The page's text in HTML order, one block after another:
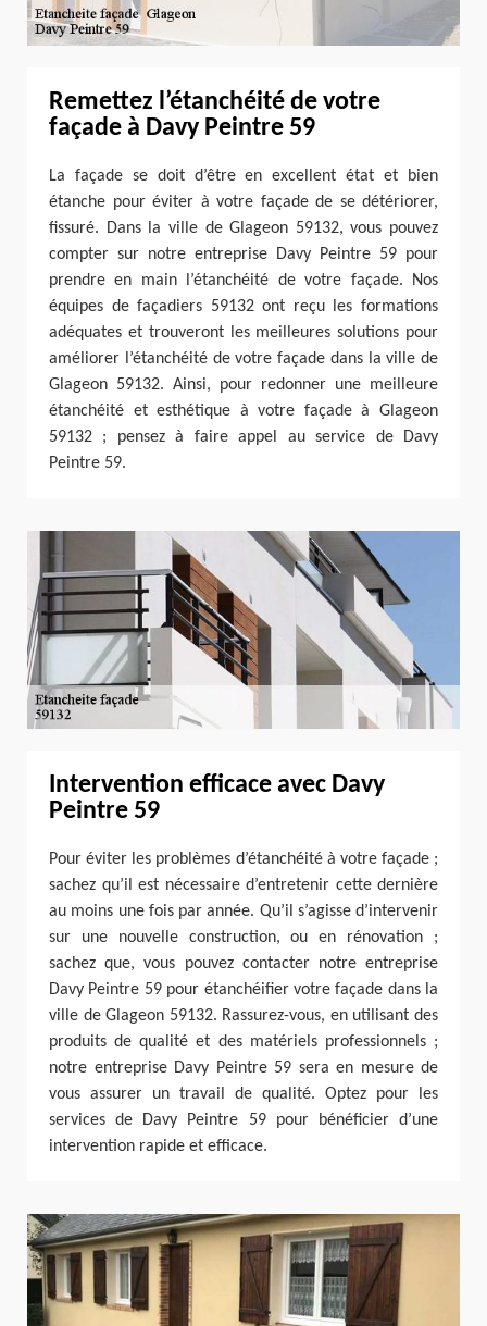
Remettez l’étanchéité de votre
façade à Davy Peintre 59
La façade se doit d’être en excellent état et bien
étanche pour éviter à votre façade de se détériorer,
fissuré. Dans la ville de Glageon 59132, vous pouvez
compter sur notre entreprise Davy Peintre 59 pour
prendre en main l’étanchéité de votre façade. Nos
équipes de façadiers 59132 ont reçu les formations
adéquates et trouveront les meilleures solutions pour
améliorer l’étanchéité de votre façade dans la ville de
Glageon 59132. Ainsi, pour redonner une meilleure
étanchéité et esthétique à votre façade à Glageon
59132 ; pensez à faire appel au service de Davy
Peintre 59.
Intervention efficace avec Davy
Peintre 59
Pour éviter les problèmes d’étanchéité à votre façade ;
sachez qu’il est nécessaire d’entretenir cette dernière
au moins une fois par année. Qu’il s’agisse d’intervenir
sur une nouvelle construction, ou en rénovation ;
sachez que, vous pouvez contacter notre entreprise
Davy Peintre 59 pour étanchéifier votre façade dans la
ville de Glageon 59132. Rassurez-vous, en utilisant des
produits de qualité et des matériels professionnels ;
notre entreprise Davy Peintre 59 sera en mesure de
vous assurer un travail de qualité. Optez pour les
services de Davy Peintre 59 pour bénéficier d’une
intervention rapide et efficace.